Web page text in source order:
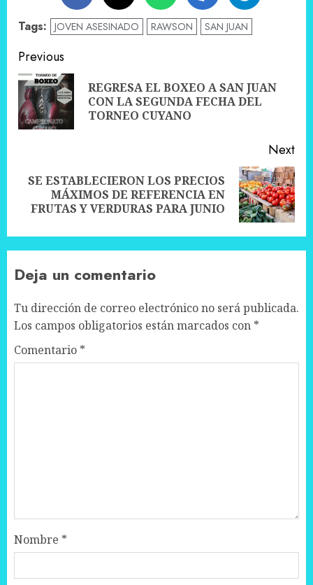
Tags: JOVEN ASESINADO RAWSON SAN JUAN
Post
navigation
Previous
REGRESA EL BOXEO A SAN JUAN
CON LA SEGUNDA FECHA DEL
TORNEO CUYANO
Next
Next
post:
SE ESTABLECIERON LOS PRECIOS
MÁXIMOS DE REFERENCIA EN
FRUTAS Y VERDURAS PARA JUNIO
Deja un comentario
Tu dirección de correo electrónico no será publicada.
Los campos obligatorios están marcados con *
Comentario *
Nombre *